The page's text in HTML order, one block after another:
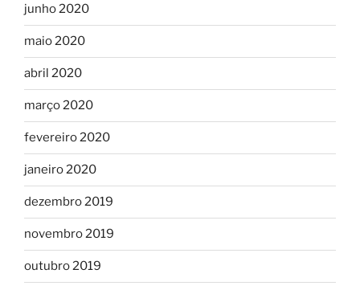
junho 2020
maio 2020
abril 2020
março 2020
fevereiro 2020
janeiro 2020
dezembro 2019
novembro 2019
outubro 2019